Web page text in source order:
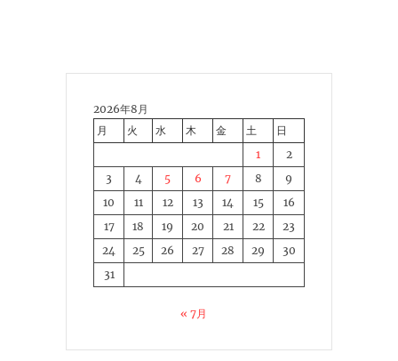
2026年8月
月
火 水 木 金 土
日
1
2
3
4 5 6 7 8
9
10
11 12 13 14 15
16
17
18 19 20 21 22
23
24
25 26 27 28 29
30
31
« 7月